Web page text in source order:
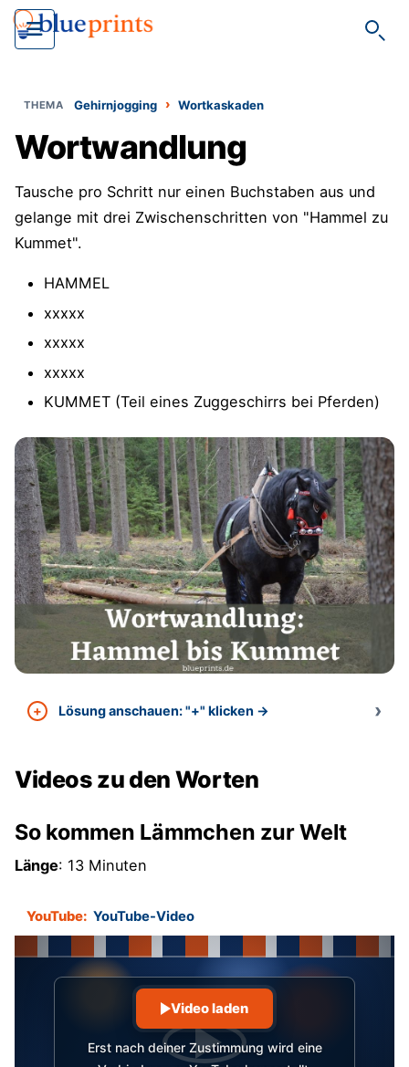
Gehirnjogging › Wortkaskaden
Wortwandlung
Tausche pro Schritt nur einen Buchstaben aus und
gelange mit drei Zwischenschritten von "Hammel zu
Kummet".
HAMMEL
xxxxx
xxxxx
xxxxx
KUMMET (Teil eines Zuggeschirrs bei Pferden)
Lösung anschauen: "+" klicken →
Videos zu den Worten
So kommen Lämmchen zur Welt
Länge: 13 Minuten
YouTube: YouTube-Video
Video laden
Erst nach deiner Zustimmung wird eine